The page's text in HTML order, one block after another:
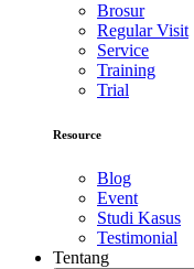
Brosur
Regular Visit
Service
Training
Trial
Resource
Blog
Event
Studi Kasus
Testimonial
Tentang